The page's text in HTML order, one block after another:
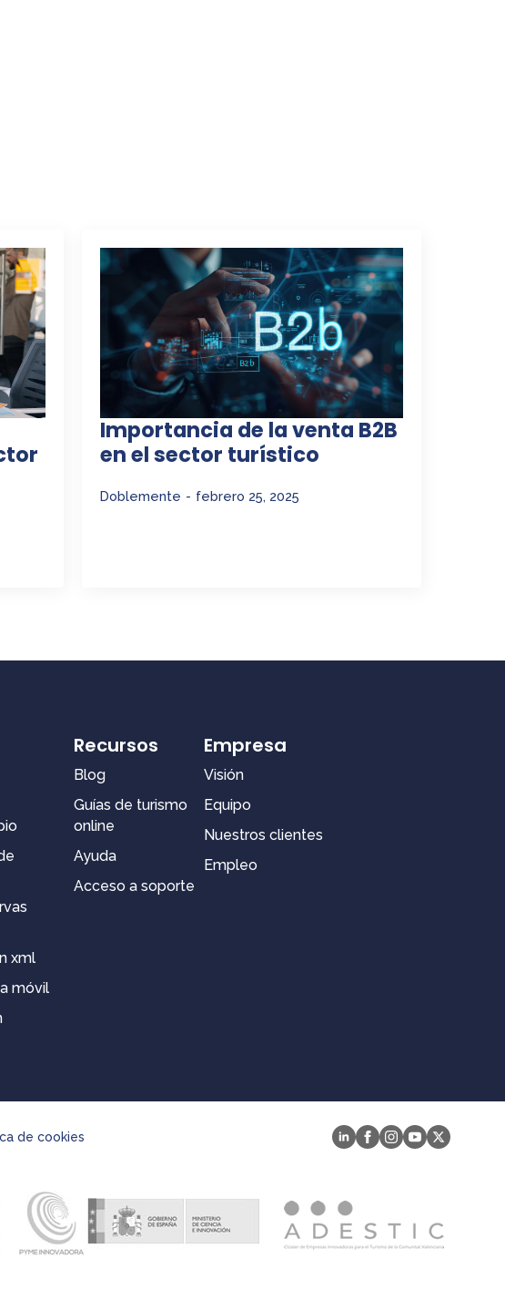
Importancia de la venta B2B
en el sector turístico
Doblemente febrero 25, 2025
xml
móvil
Recursos
Blog
Guías de turismo
online
Ayuda
Acceso a soporte
Empresa
Visión
Equipo
Nuestros clientes
Empleo
de cookies